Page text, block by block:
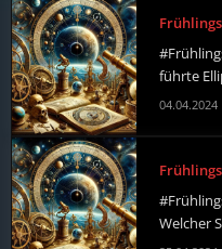
führte
04.04.2024
Welcher